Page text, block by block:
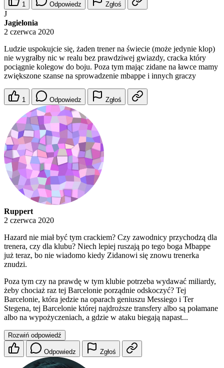
1 Odpowiedz Zgłoś
J
Jagielonia
2 czerwca 2020
Ludzie uspokujcie się, żaden trener na świecie (może jedynie klop)
nie wygrałby nic w realu bez prawdziwej gwiazdy, cracka który
pociągnie kolegow do boju. Poza tym mając zidane na ławce mamy
zwiększone szanse na sprowadzenie mbappe i innych graczy
1 Odpowiedz Zgłoś
Ruppert
2 czerwca 2020
Hazard nie miał być tym crackiem? Czy zawodnicy przychodzą dla
trenera, czy dla klubu? Niech lepiej ruszają po tego boga Mbappe
już teraz, bo nie wiadomo kiedy Zidanowi się znowu trenerka
znudzi.
Poza tym czy na prawdę w tym klubie potrzeba wydawać miliardy,
żeby chociaż raz tej Barcelonie porządnie odskoczyć? Tej
Barcelonie, która jedzie na oparach geniuszu Messiego i Ter
Stegena, tej Barcelonie której najdroższe transfery albo są połamane
albo na wypożyczeniach, a gdzie w ataku biegają napast...
Rozwiń odpowiedź
Odpowiedz Zgłoś